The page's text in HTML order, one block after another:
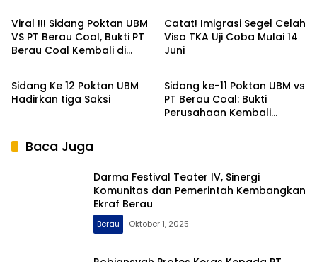
Viral !!! Sidang Poktan UBM
VS PT Berau Coal, Bukti PT
Berau Coal Kembali di
Catat! Imigrasi Segel Celah
Visa TKA Uji Coba Mulai 14
Juni
Berau
Sidang Ke 12 Poktan UBM
Hadirkan tiga Saksi
Berau
Sidang ke-11 Poktan UBM vs
PT Berau Coal: Bukti
Perusahaan Kembali
Baca Juga
Darma Festival Teater IV, Sinergi
Komunitas dan Pemerintah Kembangkan
Ekraf Berau
Berau Oktober 1, 2025